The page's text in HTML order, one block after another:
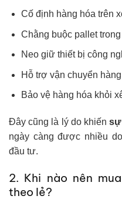
Cố định hàng hóa trên
Chằng buộc pallet
Neo giữ thiết bị công
Hỗ trợ vận chuyển
Bảo vệ hàng hóa khỏi
Đây cũng là lý do khiến sự
ngày càng được nhiều
đầu tư.
2. Khi nào nên
theo lẻ?